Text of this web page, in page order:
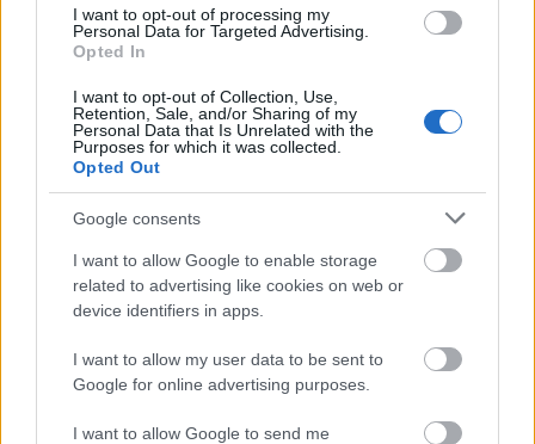
I want to opt-out of processing my
Personal Data for Targeted Advertising.
Opted In
I want to opt-out of Collection, Use,
Retention, Sale, and/or Sharing of my
Personal Data that Is Unrelated with the
Purposes for which it was collected.
Opted Out
Google consents
I want to allow Google to enable storage
related to advertising like cookies on web or
device identifiers in apps.
I want to allow my user data to be sent to
Google for online advertising purposes.
I want to allow Google to send me
egészségügyi intézményekben?